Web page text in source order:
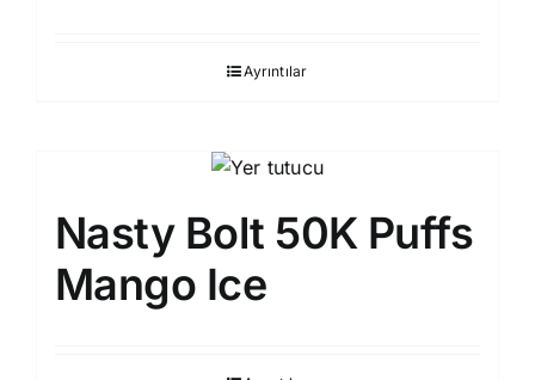
Ayrıntılar
Nasty Bolt 50K Puffs
Mango Ice